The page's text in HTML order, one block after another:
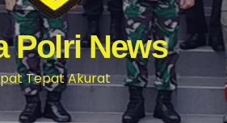
Polri News
Tepat Akurat